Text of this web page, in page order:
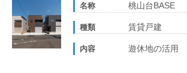
名称 桃山台BASE
種類 賃貸戸建
内容 遊休地の活用